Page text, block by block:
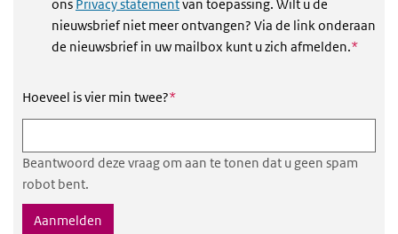
ons Privacy statementvan toepassing. Wilt u de
nieuwsbrief niet meer ontvangen? Via de link onderaan
de nieuwsbrief in uw mailbox kunt u zich afmelden.*Dit
Hoeveel is vier min twee?*Dit veld is verplicht
Beantwoord deze vraag om aan te tonen dat u geen spam
robot bent.